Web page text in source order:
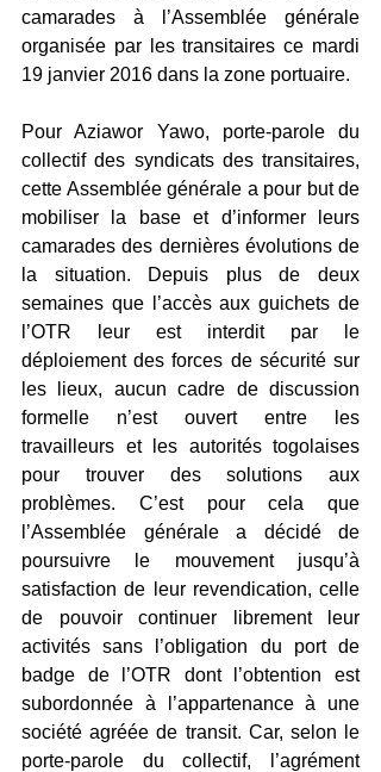
camarades à l’Assemblée générale
organisée par les transitaires ce mardi
19 janvier 2016 dans la zone portuaire.
Pour Aziawor Yawo, porte-parole du
collectif des syndicats des transitaires,
cette Assemblée générale a pour but de
mobiliser la base et d’informer leurs
camarades des dernières évolutions de
la situation. Depuis plus de deux
semaines que l’accès aux guichets de
l’OTR leur est interdit par le
déploiement des forces de sécurité sur
les lieux, aucun cadre de discussion
formelle n’est ouvert entre les
travailleurs et les autorités togolaises
pour trouver des solutions aux
problèmes. C’est pour cela que
l’Assemblée générale a décidé de
poursuivre le mouvement jusqu’à
satisfaction de leur revendication, celle
de pouvoir continuer librement leur
activités sans l’obligation du port de
badge de l’OTR dont l’obtention est
subordonnée à l’appartenance à une
société agréée de transit. Car, selon le
porte-parole du collectif, l’agrément